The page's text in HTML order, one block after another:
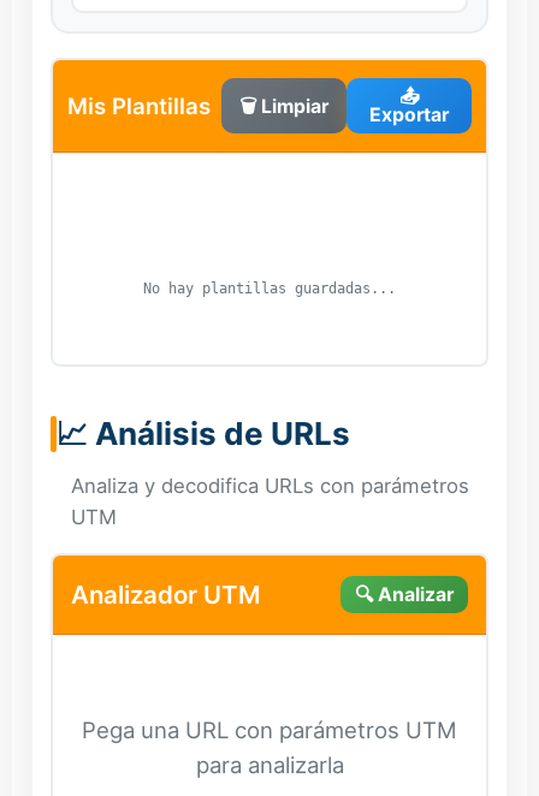
Mis Plantillas 🗑️ Limpiar 📤
Exportar
No hay plantillas guardadas...
📈 Análisis de URLs
Analiza y decodifica URLs con parámetros
UTM
Analizador UTM 🔍 Analizar
Pega una URL con parámetros UTM
para analizarla